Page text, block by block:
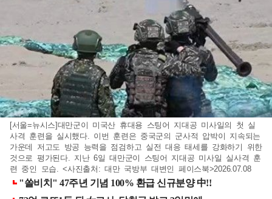
[서울=뉴시스]대만군이 미국산 휴대용 스팅어 지대공 미사일의 첫 실
사격 훈련을 실시했다. 이번 훈련은 중국군의 군사적 압박이 지속되는
가운데 저고도 방공 능력을 점검하고 실전 대응 태세를 강화하기 위한
것으로 평가된다. 지난 6일 대만군이 스팅어 지대공 미사일 실사격 훈
련 중인 모습. <사진출처: 대만 국방부 대변인 페이스북>2026.07.08